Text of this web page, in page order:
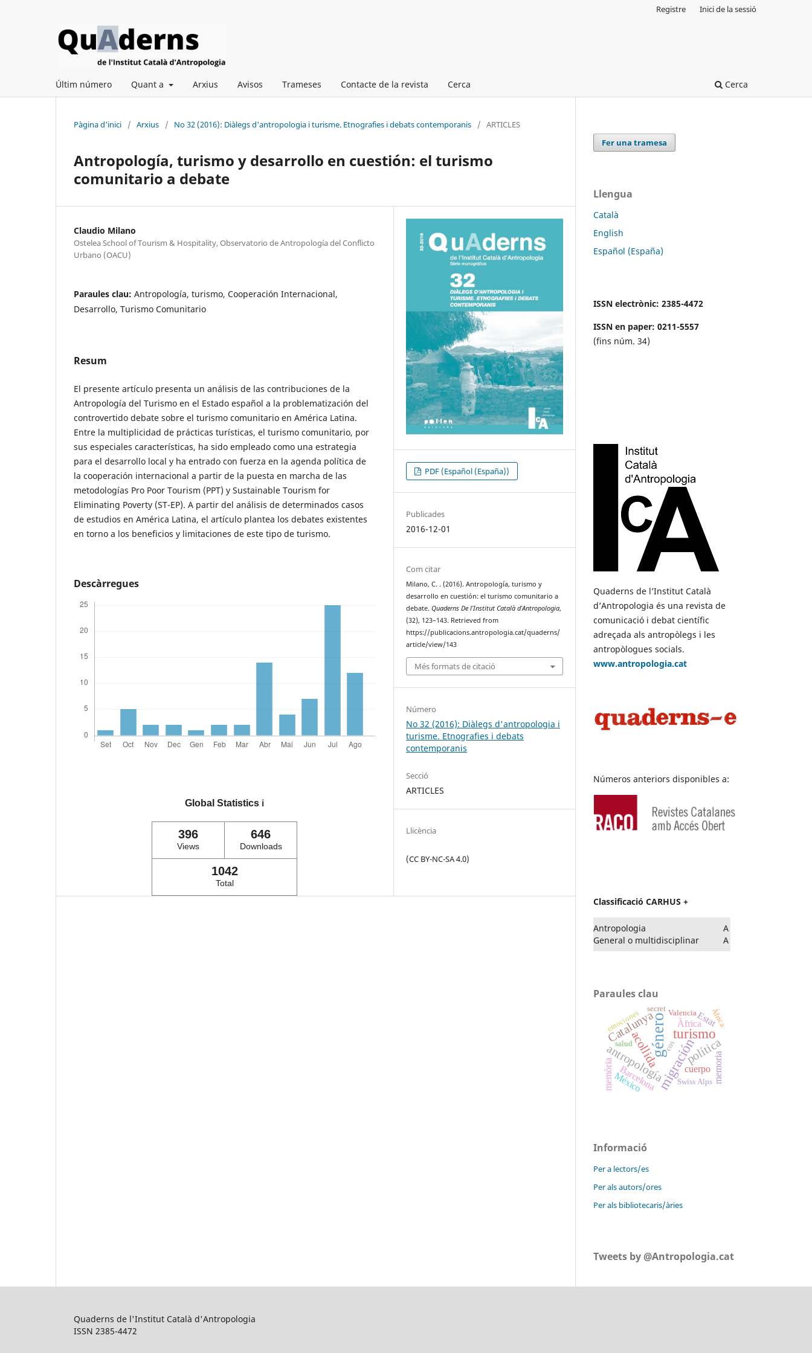
Últim número Quant a Arxius Avisos Trameses Contacte de la revista Cerca Cerca
Registre Inici de la sessió
Pàgina d'inici / Arxius / No 32 (2016): Diàlegs d'antropologia i turisme. Etnografies i debats contemporanis / ARTICLES
Antropología, turismo y desarrollo en cuestión: el turismo
comunitario a debate
Claudio Milano
Ostelea School of Tourism & Hospitality, Observatorio de Antropología del Conflicto
Urbano (OACU)
Paraules clau: Antropología, turismo, Cooperación Internacional,
Desarrollo, Turismo Comunitario
Resum
El presente artículo presenta un análisis de las contribuciones de la
Antropología del Turismo en el Estado español a la problematización del
controvertido debate sobre el turismo comunitario en América Latina.
Entre la multiplicidad de prácticas turísticas, el turismo comunitario, por
sus especiales características, ha sido empleado como una estrategia
para el desarrollo local y ha entrado con fuerza en la agenda política de
la cooperación internacional a partir de la puesta en marcha de las
metodologías Pro Poor Tourism (PPT) y Sustainable Tourism for
Eliminating Poverty (ST-EP). A partir del análisis de determinados casos
de estudios en América Latina, el artículo plantea los debates existentes
en torno a los beneficios y limitaciones de este tipo de turismo.
Descàrregues
Global Statistics ℹ️
396
Views
646
Downloads
1042
Total
PDF (Español (España))
Publicades
2016-12-01
Com citar
Milano, C. . (2016). Antropología, turismo y
desarrollo en cuestión: el turismo comunitario a
debate.Quaderns De l’Institut Català d’Antropologia,
(32), 123–143. Retrieved from
https://publicacions.antropologia.cat/quaderns/
article/view/143
Més formats de citació
Número
No 32 (2016): Diàlegs d'antropologia i
turisme. Etnografies i debats
contemporanis
Secció
ARTICLES
Llicència
(CC BY-NC-SA 4.0)
Fer una tramesa
Llengua
Català
English
Español (España)
ISSN electrònic: 2385-4472
ISSN en paper: 0211-5557
(fins núm. 34)
Quaderns de l’Institut Català
d’Antropologia és una revista de
comunicació i debat científic
adreçada als antropòlegs i les
antropòlogues socials.
www.antropologia.cat
Números anteriors disponibles a:
Classificació CARHUS +
Antropologia
General o multidisciplinar
A
A
Paraules clau
géneromigración
turismo
acollida política
antropología
Catalunya
cuerpo memoria
Àfrica
memòria Barcelona
Estat
México Swiss Alps
cos
Valencia África
emociones
salud
secret
Informació
Per a lectors/es
Per als autors/ores
Per als bibliotecaris/àries
Tweets by @Antropologia.cat
Quaderns de l'Institut Català d'Antropologia
ISSN 2385-4472